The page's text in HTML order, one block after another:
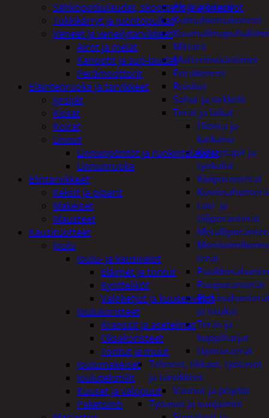
Akut ja laturit
Kulmahiomakoneet
Mittarit
Mutterinvääntimet
Porakoneet
Ruiskut
Sahat ja sirkkelit
Terät ja laikat
Hionta ja
katkaisu
Kierretapit ja
työkalut
Kiviporanterät
Kuviosahanterä
Lasi- ja
tiiliporanterät
terät
Puuporanterät
ja istukat
Teräs ja
kuppiharjat
Upotusterät
Telineet, tikkaat, työtasot
ja tarvikkeet
Vaunut ja pöydät
Työasut ja suojaimet
Sähköpotkulaudat, skootterit ja ajoneuvot
Tukkikärryt ja juontopulkat
Veneet ja veneilytarvikkeet
Airot ja melat
Kanootit ja sup-laudat
Perämoottorit
Eläintenruoka ja tarvikkeet
Jyrsijät
Kissat
Koirat
Linnut
Linnunpöntöt ja ruokintalaudat
Linnunruoka
Elintarvikkeet
Keksit ja piparit
Makeiset
Mausteet
Kausituotteet
Joulu
Joulu- ja kausivalot
Eläimet ja tontut
Kyntteliköt
Valoketjut ja kuusenvalot
Joulukoristeet
Kranssit ja asetelmat
Oksakoristeet
Tontut ja muut
Joulumakeiset
Joulutekstiilit
Kuuset ja valopuut
Paketointi